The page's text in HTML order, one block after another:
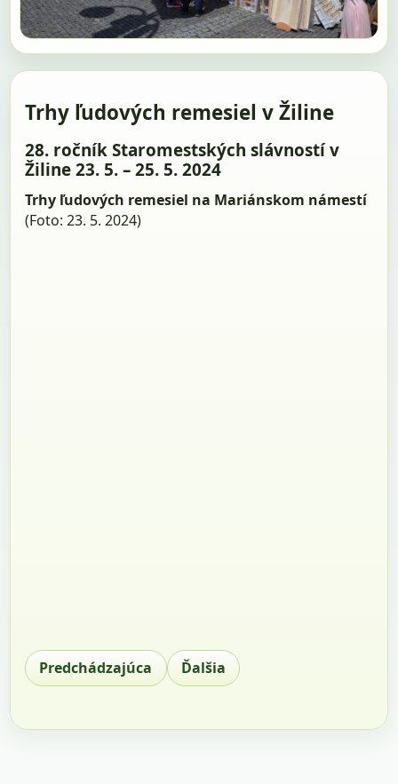
Trhy ľudových remesiel v Žiline
28. ročník Staromestských slávností v
Žiline 23. 5. – 25. 5. 2024
Trhy ľudových remesiel na Mariánskom námestí
(Foto: 23. 5. 2024)
Predchádzajúca Ďalšia